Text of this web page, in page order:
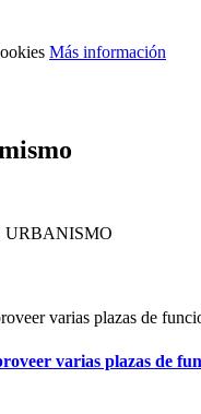
Más información
varias plazas de